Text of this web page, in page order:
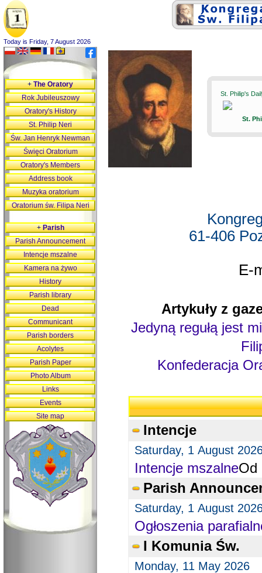
Today is Friday, 7 August 2026
St. Philip's
St.
61-406
E-
Artykuły z
Jedyną regułą jest
Konfederacja
Intencje
Saturday, 1 August
Intencje mszalneOd
Parish
Saturday, 1 August
Ogłoszenia
I Komunia Św.
Monday, 11 May 2026
+The Oratory
Rok Jubileuszowy
Oratory's History
St. Philip Neri
Św. Jan Henryk Newman
Święci Oratorium
Oratory's Members
Address book
Muzyka oratorium
Oratorium św. Filipa Neri
+Parish
Parish Announcement
Intencje mszalne
Kamera na żywo
History
Parish library
Dead
Communicant
Parish borders
Acolytes
Parish Paper
Photo Album
Links
Events
Site map